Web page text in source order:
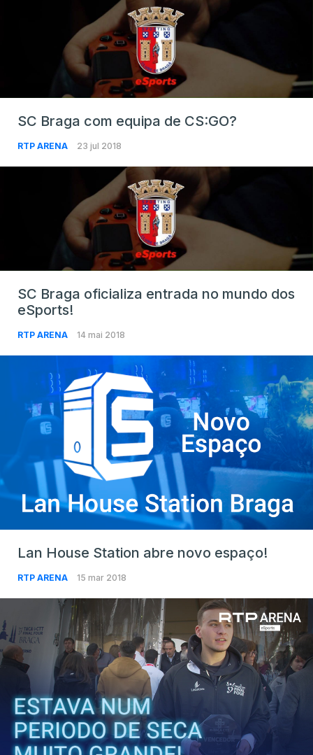
SC Braga com equipa de CS:GO?
RTP ARENA 23 jul 2018
SC Braga oficializa entrada no mundo dos
eSports!
RTP ARENA 14 mai 2018
Lan House Station abre novo espaço!
RTP ARENA 15 mar 2018